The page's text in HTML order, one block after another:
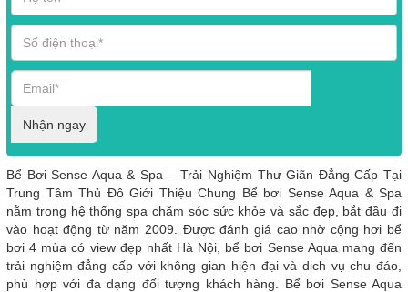
Nhận ngay
Bể Bơi Sense Aqua & Spa – Trải Nghiệm Thư Giãn Đẳng Cấp Tại
Trung Tâm Thủ Đô Giới Thiệu Chung Bể bơi Sense Aqua & Spa
nằm trong hệ thống spa chăm sóc sức khỏe và sắc đẹp, bắt đầu đi
vào hoạt động từ năm 2009. Được đánh giá cao nhờ cộng hơi bể
bơi 4 mùa có view đẹp nhất Hà Nội, bể bơi Sense Aqua mang đến
trải nghiệm đẳng cấp với không gian hiện đại và dịch vụ chu đáo,
phù hợp với đa dạng đối tượng khách hàng. Bể bơi Sense Aqua